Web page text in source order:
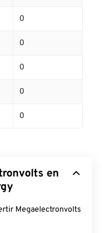
0
0
0
0
0
en
Megaelectronvolts